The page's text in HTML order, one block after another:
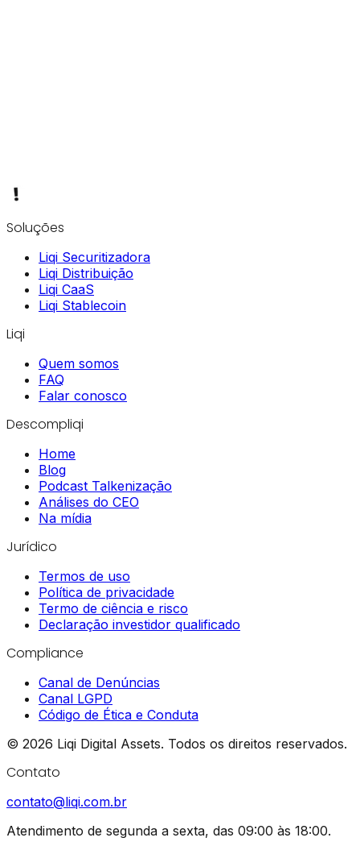
Soluções
Liqi Securitizadora
Liqi Distribuição
Liqi CaaS
Liqi Stablecoin
Liqi
Quem somos
FAQ
Falar conosco
Descompliqi
Home
Blog
Podcast Talkenização
Análises do CEO
Na mídia
Jurídico
Termos de uso
Política de privacidade
Termo de ciência e risco
Declaração investidor qualificado
Compliance
Canal de Denúncias
Canal LGPD
Código de Ética e Conduta
© 2026 Liqi Digital Assets. Todos os direitos reservados.
Contato
contato@liqi.com.br
Atendimento de segunda a sexta, das 09:00 às 18:00.